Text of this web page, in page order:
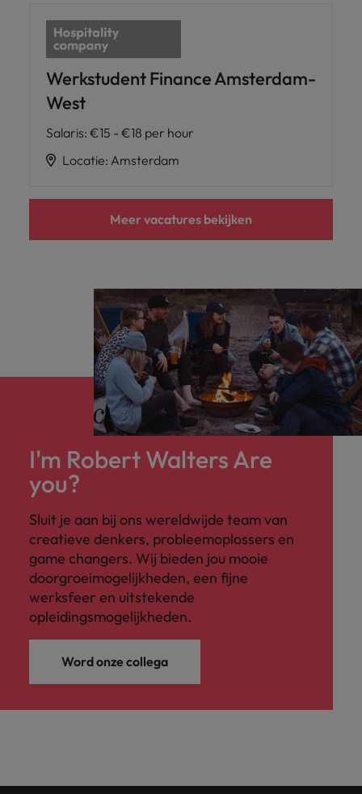
Werkstudent Finance Amsterdam-
West
Salaris: €15 - €18 per hour
Locatie: Amsterdam
Meer vacatures bekijken
I'm Robert Walters Are
you?
Sluit je aan bij ons wereldwijde team van
creatieve denkers, probleemoplossers en
game changers. Wij bieden jou mooie
doorgroeimogelijkheden, een fijne
werksfeer en uitstekende
opleidingsmogelijkheden.
Word onze collega